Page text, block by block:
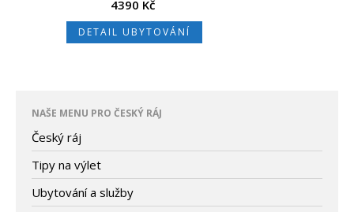
4390 Kč
DETAIL UBYTOVÁNÍ
NAŠE MENU PRO ČESKÝ RÁJ
Český ráj
Tipy na výlet
Ubytování a služby